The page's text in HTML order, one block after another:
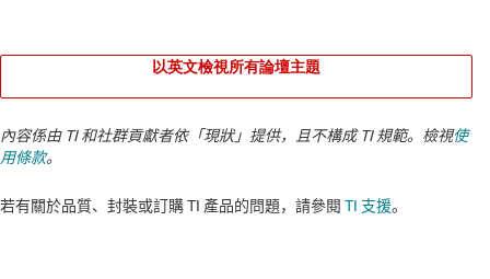
以英文檢視所有論壇主題
內容係由 TI 和社群貢獻者依「現狀」提供，且不構成 TI 規範。檢視使
用條款。
若有關於品質、封裝或訂購 TI 產品的問題，請參閱 TI 支援。​​​​​​​​​​​​​​